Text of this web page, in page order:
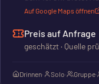
Auf Google Maps öffnen
Preis auf Anfrage
geschätzt · Quelle
Drinnen· Solo· Gruppe·